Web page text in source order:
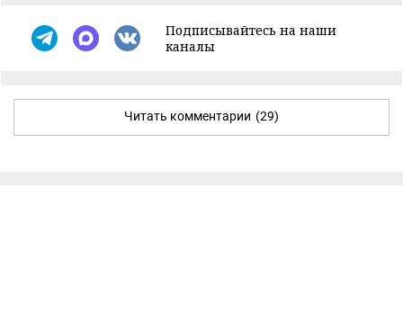
Подписывайтесь на наши
каналы
Читать комментарии (29)